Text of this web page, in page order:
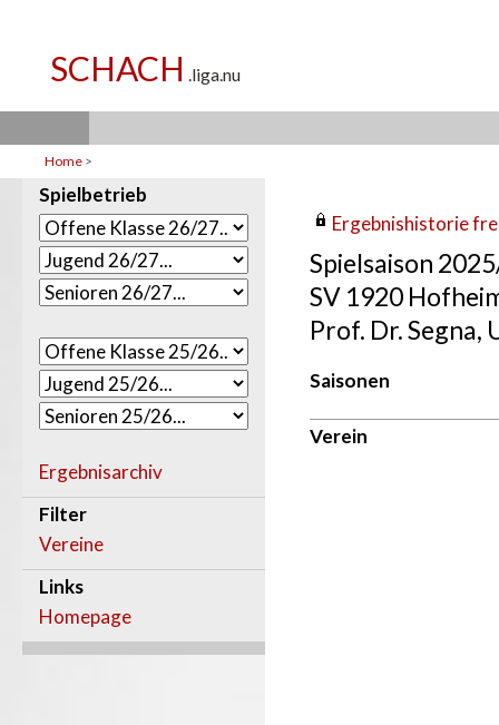
Home >
Spielbetrieb
Ergebnisarchiv
Filter
Vereine
Links
Homepage
Ergebnishistorie
Spielsaison
SV 1920
Prof. Dr. Segna,
Saisonen
Verein